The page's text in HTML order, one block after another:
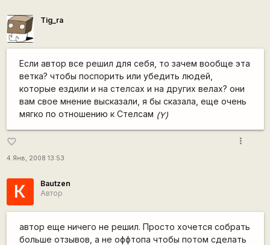
Tig_ra
Если автор все решил для себя, то зачем вообще эта
ветка? чтобы поспорить или убедить людей,
которые ездили и на стелсах и на других велах? они
вам свое мнение высказали, я бы сказала, еще очень
мягко по отношению к Стелсам (Y)
favorite_border
4 Янв, 2008 13:53
more_vert
К
Bautzen
Автор
автор еще ничего не решил. Просто хочется собрать
больше отзывов, а не оффтопа чтобы потом сделать